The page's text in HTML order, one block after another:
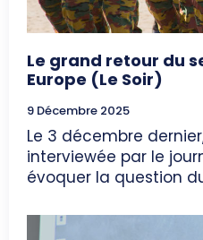
Le grand retour du
Europe (Le Soir)
9 Décembre 2025
Le 3 décembre
interviewée par le
évoquer la question